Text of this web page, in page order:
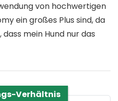
von hochwertigen
ein großes Plus sind, da
mein Hund nur das
Verhältnis